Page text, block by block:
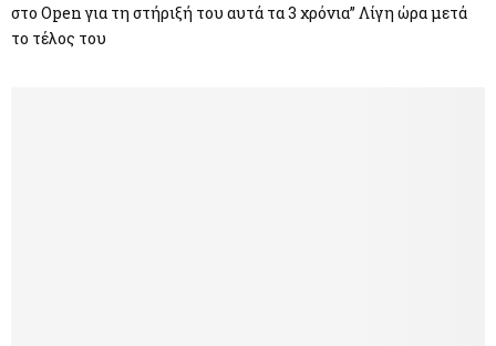
στο Open για τη στήριξή του αυτά τα 3 χρόνια” Λίγη ώρα μετά
το τέλος του